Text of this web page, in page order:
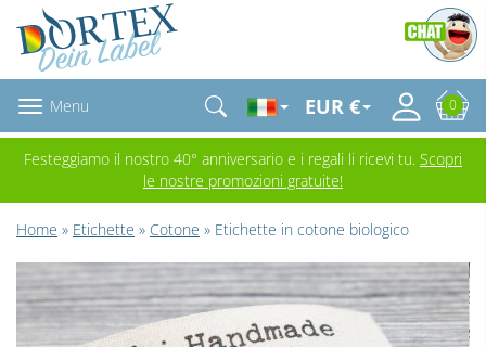
Menu EUR € 0
Festeggiamo il nostro 40° anniversario e i regali li ricevi tu. Scopri
le nostre promozioni gratuite!
Home » Etichette » Cotone » Etichette in cotone biologico